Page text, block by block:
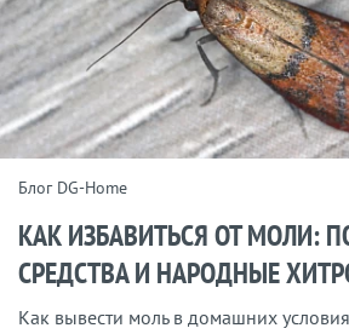
Блог DG-Home
КАК ИЗБАВИТЬСЯ ОТ МОЛИ:
СРЕДСТВА И НАРОДНЫЕ
Как вывести моль в домашних